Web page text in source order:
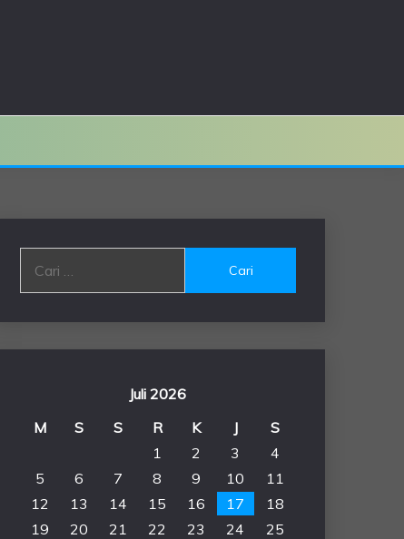
untuk:
Juli 2026
M
S S R K J
S
1
2 3
4
5
6 7 8 9 10
11
12
13 14 15 16 17
18
19
20 21 22 23 24
25